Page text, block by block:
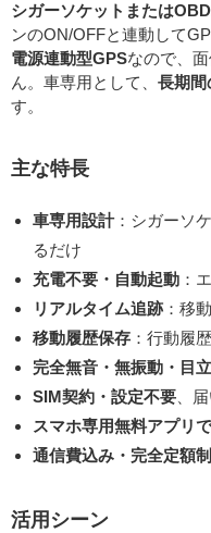
シガーソケットまたは
ンのON/OFFと連動して
電源連動型GPSなので、
ん。車専用として、 長期間
す。
主な特長
車専用設計：シガーソ
るだけ
充電不要・自動起動 ：
リアルタイム追跡 ：移
移動履歴保存 ：行動履
完全無音・無振動・目
SIM契約・設定不要 、
スマホ専用無料アプリ
通信費込み・完全定額制
活用シーン